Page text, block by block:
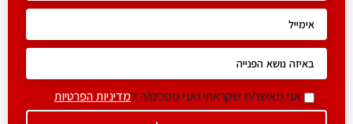
אני מאשר/ת שקראתי ואני מסכים/ה למדיניות הפרטיות